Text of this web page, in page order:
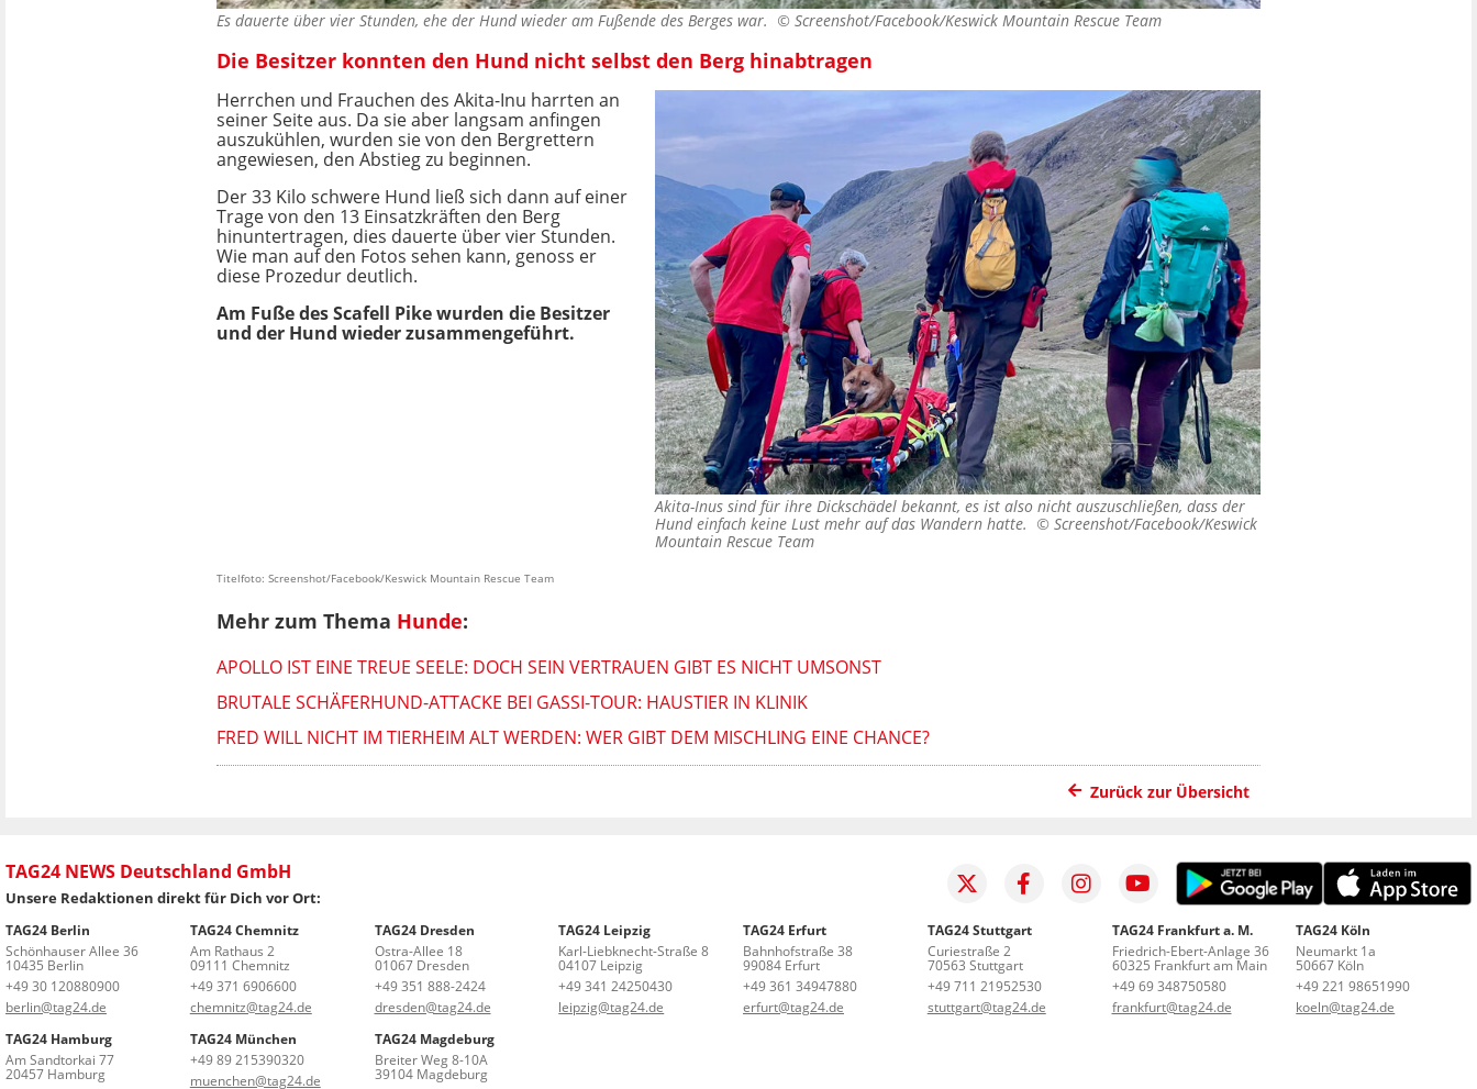
Es dauerte über vier Stunden, ehe der Hund wieder am Fußende des Berges war. © Screenshot/Facebook/Keswick Mountain Rescue Team
Die Besitzer konnten den Hund nicht selbst den Berg hinabtragen
Akita-Inus sind für ihre Dickschädel bekannt, es ist also nicht auszuschließen, dass der
Hund einfach keine Lust mehr auf das Wandern hatte. © Screenshot/Facebook/Keswick
Mountain Rescue Team
Herrchen und Frauchen des Akita-Inu harrten an
seiner Seite aus. Da sie aber langsam anfingen
auszukühlen, wurden sie von den Bergrettern
angewiesen, den Abstieg zu beginnen.
Der 33 Kilo schwere Hund ließ sich dann auf einer
Trage von den 13 Einsatzkräften den Berg
hinuntertragen, dies dauerte über vier Stunden.
Wie man auf den Fotos sehen kann, genoss er
diese Prozedur deutlich.
Am Fuße des Scafell Pike wurden die Besitzer
und der Hund wieder zusammengeführt.
Titelfoto: Screenshot/Facebook/Keswick Mountain Rescue Team
Mehr zum Thema Hunde:
APOLLO IST EINE TREUE SEELE: DOCH SEIN VERTRAUEN GIBT ES NICHT UMSONST
BRUTALE SCHÄFERHUND-ATTACKE BEI GASSI-TOUR: HAUSTIER IN KLINIK
FRED WILL NICHT IM TIERHEIM ALT WERDEN: WER GIBT DEM MISCHLING EINE CHANCE?
Zurück zur Übersicht
TAG24 NEWS Deutschland GmbH
Unsere Redaktionen direkt für Dich vor Ort:
TAG24 Berlin
Schönhauser Allee 36
10435 Berlin
+49 30 120880900
berlin@tag24.de
TAG24 Chemnitz
Am Rathaus 2
09111 Chemnitz
+49 371 6906600
chemnitz@tag24.de
TAG24 Dresden
Ostra-Allee 18
01067 Dresden
+49 351 888-2424
dresden@tag24.de
TAG24 Leipzig
Karl-Liebknecht-Straße 8
04107 Leipzig
+49 341 24250430
leipzig@tag24.de
TAG24 Erfurt
Bahnhofstraße 38
99084 Erfurt
+49 361 34947880
erfurt@tag24.de
TAG24 Stuttgart
Curiestraße 2
70563 Stuttgart
+49 711 21952530
stuttgart@tag24.de
TAG24 Frankfurt a. M.
Friedrich-Ebert-Anlage 36
60325 Frankfurt am Main
+49 69 348750580
frankfurt@tag24.de
TAG24 Köln
Neumarkt 1a
50667 Köln
+49 221 98651990
koeln@tag24.de
TAG24 Hamburg
Am Sandtorkai 77
20457 Hamburg
TAG24 München
+49 89 215390320
muenchen@tag24.de
TAG24 Magdeburg
Breiter Weg 8-10A
39104 Magdeburg